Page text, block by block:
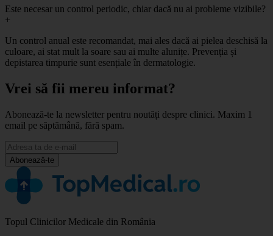
Este necesar un control periodic, chiar dacă nu ai probleme vizibile?
+
Un control anual este recomandat, mai ales dacă ai pielea deschisă la
culoare, ai stat mult la soare sau ai multe alunițe. Prevenția și
depistarea timpurie sunt esențiale în dermatologie.
Vrei să fii mereu informat?
Abonează-te la newsletter pentru noutăți despre clinici. Maxim 1
email pe săptămână, fără spam.
Abonează-te
Topul Clinicilor Medicale din România